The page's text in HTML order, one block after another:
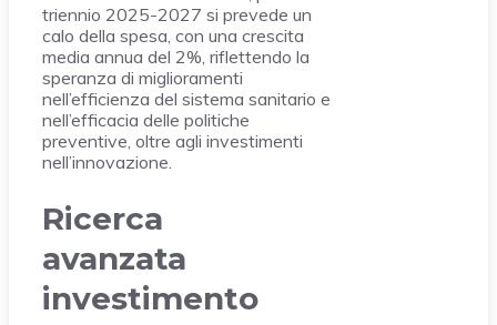
triennio 2025-2027 si prevede un
calo della spesa, con una crescita
media annua del 2%, riflettendo la
speranza di miglioramenti
nell’efficienza del sistema sanitario e
nell’efficacia delle politiche
preventive, oltre agli investimenti
nell’innovazione.
Ricerca
avanzata
investimento